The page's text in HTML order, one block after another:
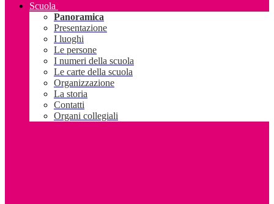
Scuola
Panoramica
Presentazione
I luoghi
Le persone
I numeri della scuola
Le carte della scuola
Organizzazione
La storia
Contatti
Organi collegiali